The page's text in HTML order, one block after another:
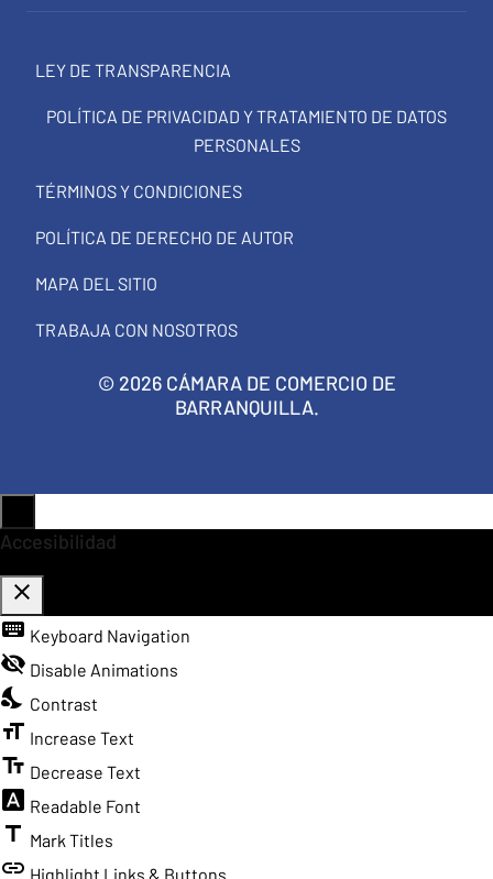
LEY DE TRANSPARENCIA
POLÍTICA DE PRIVACIDAD Y TRATAMIENTO DE DATOS
PERSONALES
TÉRMINOS Y CONDICIONES
POLÍTICA DE DERECHO DE AUTOR
MAPA DEL SITIO
TRABAJA CON NOSOTROS
© 2026 CÁMARA DE COMERCIO DE
BARRANQUILLA.
Accesibilidad
close
Toggle the visibility of the Accessibility Toolbar
keyboard Keyboard Navigation
visibility_off Disable Animations
nights_stay Contrast
format_size Increase Text
text_fields Decrease Text
font_download Readable Font
title Mark Titles
link Highlight Links & Buttons